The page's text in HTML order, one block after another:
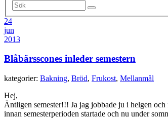
24
jun
2013
Blåbärsscones inleder semestern
kategorier: Bakning, Bröd, Frukost, Mellanmål
Hej,
Äntligen semester!!! Ja jag jobbade ju i helgen
innan semesterperioden startade och nu under